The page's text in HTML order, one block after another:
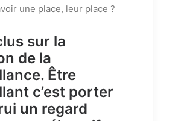
une place, leur place ?
sur la
de la
Être
c’est porter
un regard